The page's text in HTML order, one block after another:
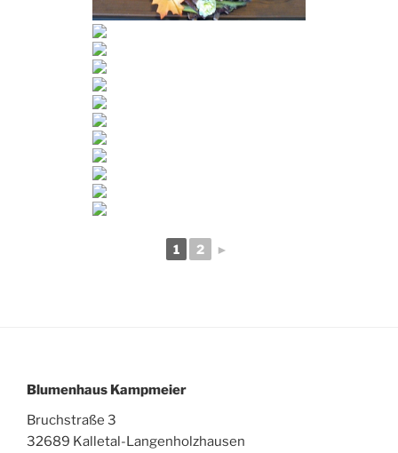
1 2 ►
Blumenhaus Kampmeier
Bruchstraße 3
32689 Kalletal-Langenholzhausen